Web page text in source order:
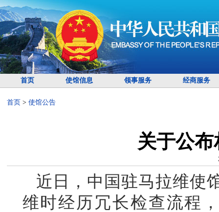
首页 使馆信息 领事服务 经商服务
首页 > 使馆公告
关于公
近日，中国驻马拉维使
维时经历冗长检查流程